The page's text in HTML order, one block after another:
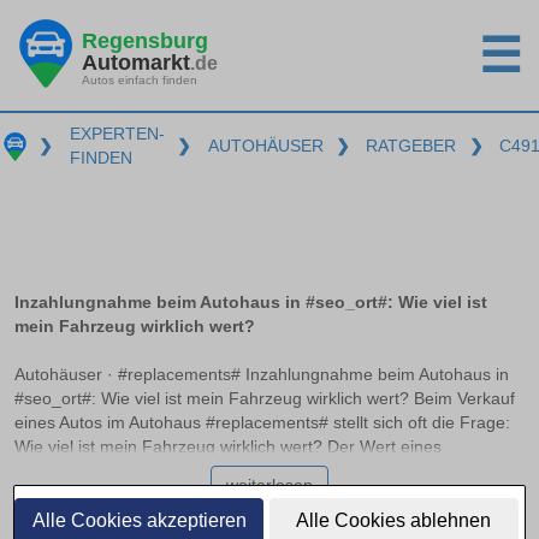
Alle Cookies akzeptieren Alle Cookies ablehnen
Regensburg
Automarkt.de
Autos einfach finden ☰
❯
EXPERTEN-
FINDEN
❯ AUTOHÄUSER ❯ RATGEBER ❯
Inzahlungnahme beim Autohaus in #seo_ort#: Wie viel ist
mein Fahrzeug wirklich wert?
Autohäuser · #replacements# Inzahlungnahme beim Autohaus in
#seo_ort#: Wie viel ist mein Fahrzeug wirklich wert? Beim Verkauf
eines Autos im Autohaus #replacements# stellt sich oft die Frage:
Wie viel ist mein Fahrzeug wirklich wert? Der Wert eines
Fahrzeugs variiert erheblich je nach Marktbedingungen und
Kalkulationsmethoden der Händler. In diesem Artikel erfahren Sie,
wie der Marktwert vom Händlereinkaufspreis zu unterscheiden ist
weiterlesen